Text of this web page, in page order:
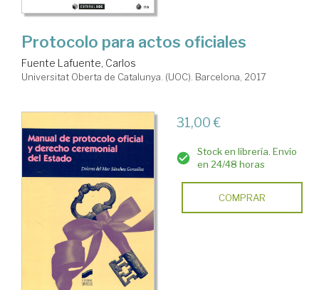
Protocolo para actos oficiales
Fuente Lafuente, Carlos
Universitat Oberta de Catalunya. (UOC). Barcelona, 2017
31,00 €
Stock en librería. Envío
en 24/48 horas
COMPRAR